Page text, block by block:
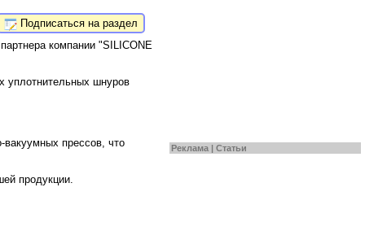
Реклама | Статьи
Подписаться на раздел
компании "SILICONE
уплотнительных шнуров
прессов, что
продукции.